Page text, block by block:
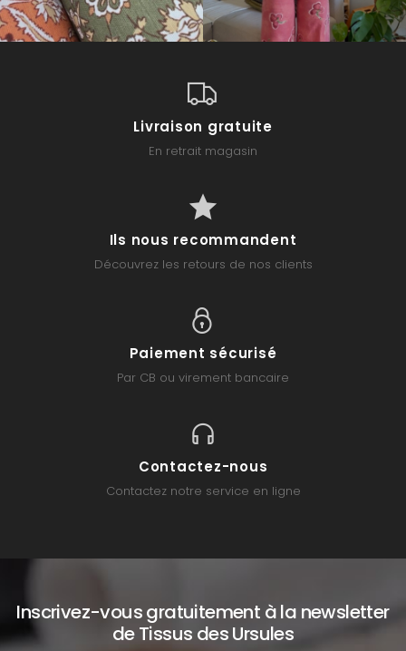
Livraison gratuite
En retrait magasin
Ils nous recommandent
Découvrez les retours de nos clients
Paiement sécurisé
Par CB ou virement bancaire
Contactez-nous
Contactez notre service en ligne
Inscrivez-vous gratuitement à la newsletter
de Tissus des Ursules